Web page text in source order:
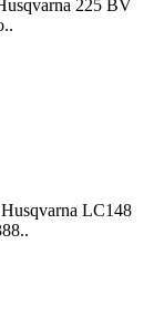
225 BV
LC148